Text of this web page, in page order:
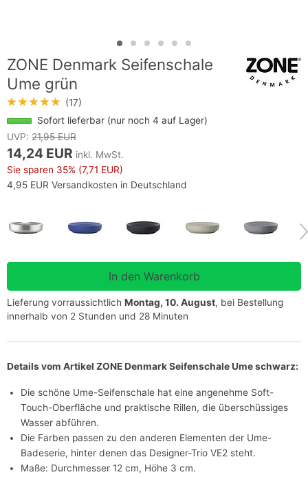
ZONE Denmark Seifenschale
Ume grün
★★★★★ (17)
Sofort lieferbar (nur noch 4 auf Lager)
UVP: 21,95 EUR
14,24 EUR inkl. MwSt.
Sie sparen 35% (7,71 EUR)
4,95 EUR Versandkosten in Deutschland
Lieferung vorraussichtlich Montag, 10. August, bei Bestellung
innerhalb von 2 Stunden und 28 Minuten
Details vom Artikel ZONE Denmark Seifenschale Ume schwarz:
Die schöne Ume-Seifenschale hat eine angenehme Soft-
Touch-Oberfläche und praktische Rillen, die überschüssiges
Wasser abführen.
Die Farben passen zu den anderen Elementen der Ume-
Badeserie, hinter denen das Designer-Trio VE2 steht.
Maße: Durchmesser 12 cm, Höhe 3 cm.